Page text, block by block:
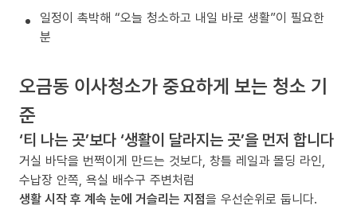
일정이 촉박해 “오늘 청소하고 내일 바로 생활”이 필요한
분
오금동 이사청소가 중요하게 보는 청소 기
준
‘티 나는 곳’보다 ‘생활이 달라지는 곳’을 먼저 합니다
거실 바닥을 번쩍이게 만드는 것보다, 창틀 레일과 몰딩 라인,
수납장 안쪽, 욕실 배수구 주변처럼
생활 시작 후 계속 눈에 거슬리는 지점을 우선순위로 둡니다.